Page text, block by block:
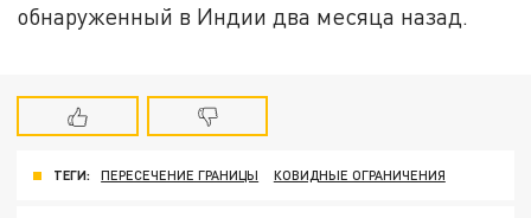
обнаруженный в Индии два месяца назад.
ТЕГИ: ПЕРЕСЕЧЕНИЕ ГРАНИЦЫ КОВИДНЫЕ ОГРАНИЧЕНИЯ